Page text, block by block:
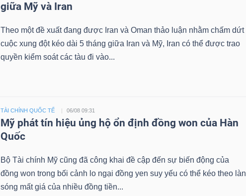
giữa Mỹ và Iran
Theo một đề xuất đang được Iran và Oman thảo luận nhằm chấm dứt
cuộc xung đột kéo dài 5 tháng giữa Iran và Mỹ, Iran có thể được trao
quyền kiểm soát các tàu đi vào...
TÀI CHÍNH QUỐC TẾ 06/08 09:31
Mỹ phát tín hiệu ủng hộ ổn định đồng won của Hàn
Quốc
Bộ Tài chính Mỹ cũng đã công khai đề cập đến sự biến động của
đồng won trong bối cảnh lo ngại đồng yen suy yếu có thể kéo theo làn
sóng mất giá của nhiều đồng tiền...